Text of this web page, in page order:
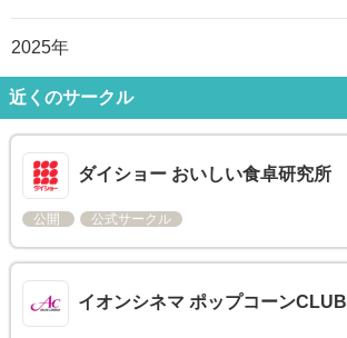
2025年
近くのサークル
ダイショー おいしい食卓研究所
公開 公式サークル
イオンシネマ ポップコーンCLUB